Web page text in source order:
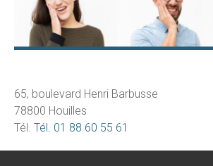
65, boulevard Henri Barbusse
78800 Houilles
Tél. Tél. 01 88 60 55 61